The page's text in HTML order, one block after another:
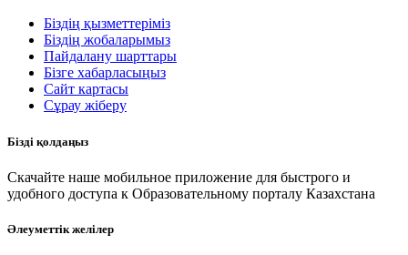
Біздің қызметтеріміз
Біздің жобаларымыз
Пайдалану шарттары
Бізге хабарласыңыз
Сайт картасы
Сұрау жіберу
Бізді қолдаңыз
Скачайте наше мобильное приложение для быстрого и
удобного доступа к Образовательному порталу Казахстана
Әлеуметтік желілер